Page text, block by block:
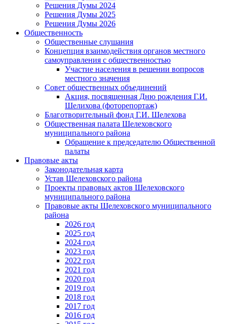
Решения Думы 2024
Решения Думы 2025
Решения Думы 2026
Общественность
Общественные слушания
Концепция взаимодействия органов местного
самоуправления с общественностью
Участие населения в решении вопросов
местного значения
Совет общественных объединений
Акция, посвященная Дню рождения Г.И.
Шелихова (фоторепортаж)
Благотворительный фонд Г.И. Шелехова
Общественная палата Шелеховского
муниципального района
Обращение к председателю Общественной
палаты
Правовые акты
Законодательная карта
Устав Шелеховского района
Проекты правовых актов Шелеховского
муниципального района
Правовые акты Шелеховского муниципального
района
2026 год
2025 год
2024 год
2023 год
2022 год
2021 год
2020 год
2019 год
2018 год
2017 год
2016 год